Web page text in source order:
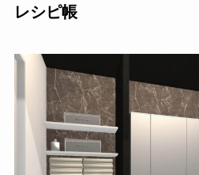
レシピ帳